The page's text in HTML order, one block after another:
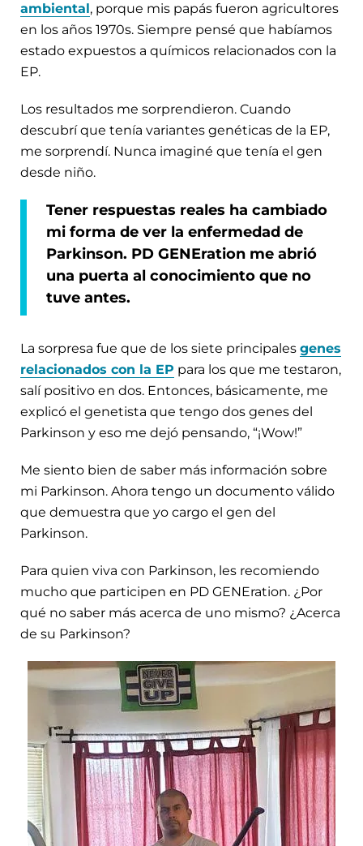
ambiental, porque mis papás fueron agricultores
en los años 1970s. Siempre pensé que habíamos
estado expuestos a químicos relacionados con la
EP.
Los resultados me sorprendieron. Cuando
descubrí que tenía variantes genéticas de la EP,
me sorprendí. Nunca imaginé que tenía el gen
desde niño.
Tener respuestas reales ha cambiado
mi forma de ver la enfermedad de
Parkinson. PD GENEration me abrió
una puerta al conocimiento que no
tuve antes.
La sorpresa fue que de los siete principales genes
relacionados con la EP para los que me testaron,
salí positivo en dos. Entonces, básicamente, me
explicó el genetista que tengo dos genes del
Parkinson y eso me dejó pensando, “¡Wow!”
Me siento bien de saber más información sobre
mi Parkinson. Ahora tengo un documento válido
que demuestra que yo cargo el gen del
Parkinson.
Para quien viva con Parkinson, les recomiendo
mucho que participen en PD GENEration. ¿Por
qué no saber más acerca de uno mismo? ¿Acerca
de su Parkinson?